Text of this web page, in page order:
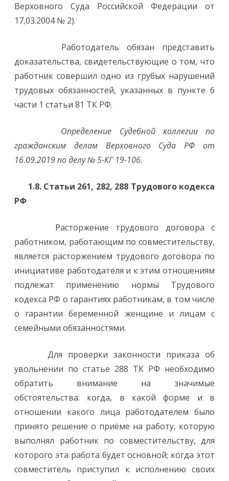
Верховного Суда Российской Федерации от
17,03.2004 № 2).
Работодатель обязан представить
доказательства, свидетельствующие о том, что
работник совершил одно из грубых нарушений
трудовых обязанностей, указанных в пункте 6
части 1 статьи 81 ТК РФ.
Определение Судебной коллегии по
гражданским делам Верховного Суда РФ от
16.09.2019 по делу № 5-КГ 19-106.
1.8. Статьи 261, 282, 288 Трудового кодекса
РФ
Расторжение трудового договора с
работником, работающим по совместительству,
является расторжением трудового договора по
инициативе работодателя и к этим отношениям
подлежат применению нормы Трудового
кодекса РФ о гарантиях работникам, в том числе
о гарантии беременной женщине и лицам с
семейными обязанностями.
Для проверки законности приказа об
увольнении по статье 288 ТК РФ необходимо
обратить внимание на значимые
обстоятельства: когда, в какой форме и в
отношении какого лица работодателем было
принято решение о приёме на работу, которую
выполнял работник по совместительству, для
которого эта работа будет основной; когда этот
совместитель приступил к исполнению своих